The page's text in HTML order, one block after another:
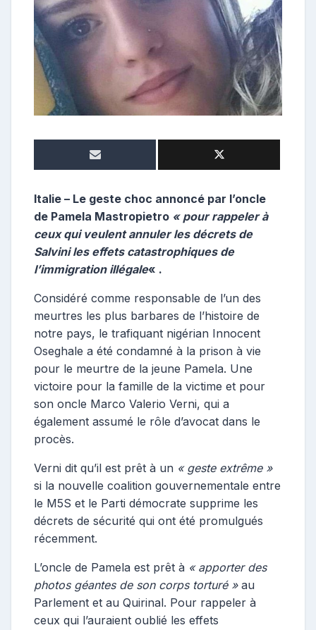
r
Italie – Le geste choc annoncé par l’oncle
de Pamela Mastropietro « pour rappeler à
ceux qui veulent annuler les décrets de
Salvini les effets catastrophiques de
l’immigration illégale« .
Considéré comme responsable de l’un des
meurtres les plus barbares de l’histoire de
notre pays, le trafiquant nigérian Innocent
Oseghale a été condamné à la prison à vie
pour le meurtre de la jeune Pamela. Une
victoire pour la famille de la victime et pour
son oncle Marco Valerio Verni, qui a
également assumé le rôle d’avocat dans le
procès.
Verni dit qu’il est prêt à un « geste extrême »
si la nouvelle coalition gouvernementale entre
le M5S et le Parti démocrate supprime les
décrets de sécurité qui ont été promulgués
récemment.
L’oncle de Pamela est prêt à « apporter des
photos géantes de son corps torturé »au
Parlement et au Quirinal. Pour rappeler à
ceux qui l’auraient oublié les effets